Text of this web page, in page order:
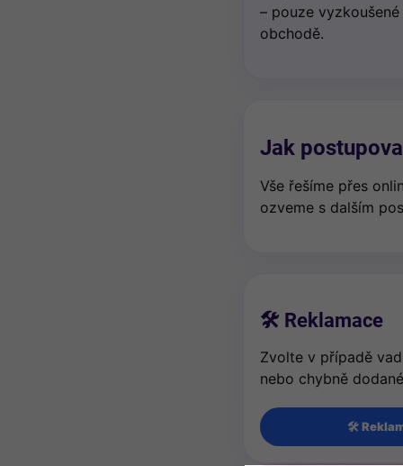
– pouze
obchodě.
Jak
Vše řešíme přes
ozveme s dalším
🛠️ Reklamace
Zvolte v případě
nebo chybně
🛠️